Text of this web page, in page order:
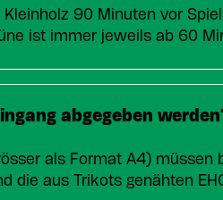
90 Minuten vor
ist immer jeweils ab 60
abgegeben
als Format A4)
die aus Trikots genähten